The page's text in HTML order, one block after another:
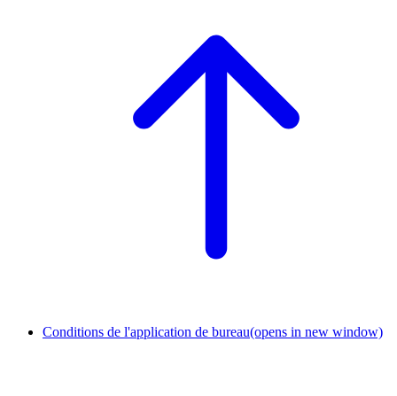
Conditions de l'application de bureau(opens in new window)